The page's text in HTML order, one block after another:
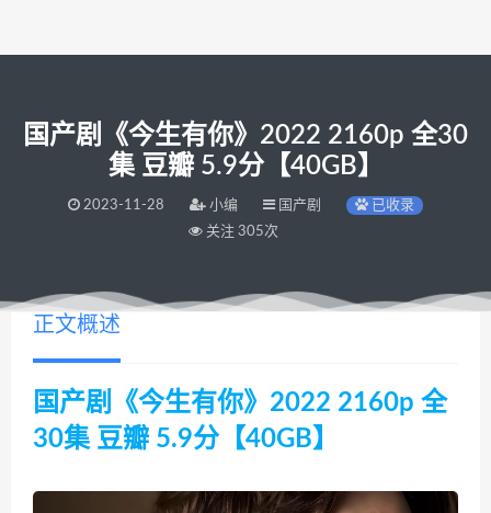
国产剧《今生有你》2022 2160p 全30
集 豆瓣 5.9分【40GB】
2023-11-28 小编 国产剧
已收录
关注 305次
正文概述
国产剧《今生有你》2022 2160p 全
30集 豆瓣 5.9分【40GB】